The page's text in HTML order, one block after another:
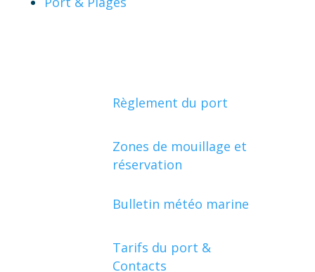
Règlement du port
Zones de mouillage et
réservation
Bulletin météo marine
Tarifs du port &
Contacts